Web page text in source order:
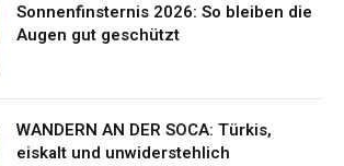
Sonnenfinsternis 2026: So bleiben die
Augen gut geschützt
WANDERN AN DER SOCA: Türkis,
eiskalt und unwiderstehlich